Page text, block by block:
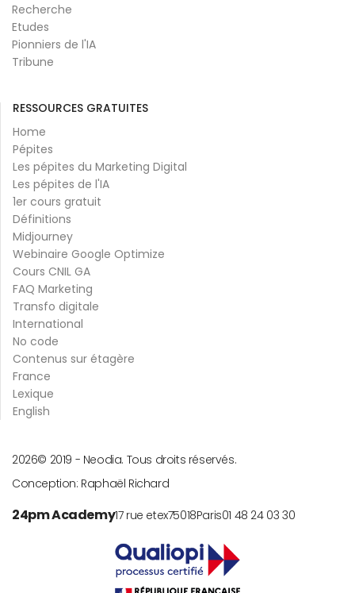
Recherche
Etudes
Pionniers de l'IA
Tribune
RESSOURCES GRATUITES
Home
Pépites
Les pépites du Marketing Digital
Les pépites de l'IA
1er cours gratuit
Définitions
Midjourney
Webinaire Google Optimize
Cours CNIL GA
FAQ Marketing
Transfo digitale
International
No code
Contenus sur étagère
France
Lexique
English
© 2019 -
2026
Neodia. Tous droits réservés.
Conception: Raphaël Richard
24pm Academy17 rue etex75018Paris01 48 24 03 30